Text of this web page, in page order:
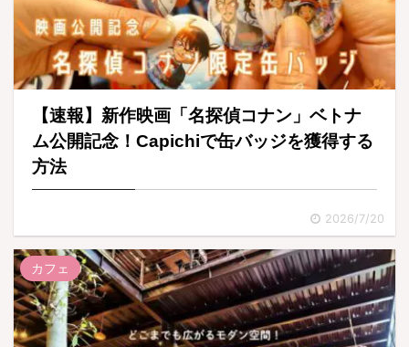
【速報】新作映画「名探偵コナン」ベトナ
ム公開記念！Capichiで缶バッジを獲得する
方法
2026/7/20
カフェ